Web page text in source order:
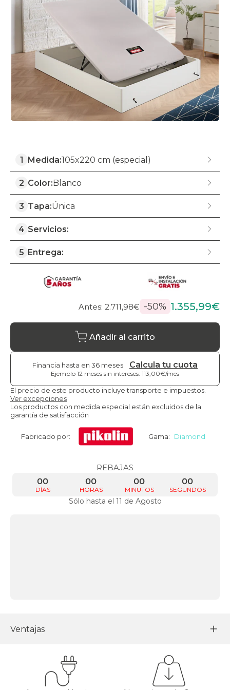
1 Medida:105x220 cm (especial)
2 Color: Blanco
3 Tapa:Única
4 Servicios:
5 Entrega:
Antes: 2.711,98€ -50% 1.355,99€
Añadir al carrito
Financia hasta en 36 meses Calcula tu cuota
Ejemplo 12 meses sin intereses: 113,00€/mes
El precio de este producto incluye transporte e impuestos.
Ver excepciones
Los productos con medida especial están excluidos de la
garantía de satisfacción
Fabricado por: Gama: Diamond
REBAJAS
DÍAS
00
HORAS
00
MINUTOS
00
SEGUNDOS
00
Sólo hasta el 11 de Agosto
Ventajas